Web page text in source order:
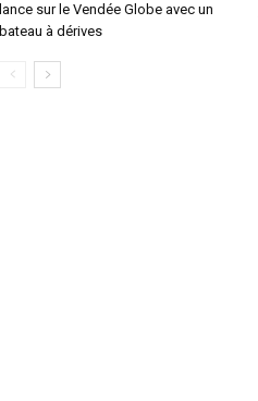
lance sur le Vendée Globe avec un
bateau à dérives